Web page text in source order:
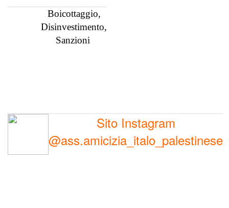
Boicottaggio,
Disinvestimento,
Sanzioni
Sito Instagram
@ass.amicizia_italo_palestinese